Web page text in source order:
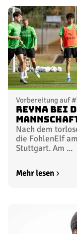
Vorbereitung auf
Reyna bei
Nach dem
die FohlenElf
Stuttgart. Am ...
Mehr lesen